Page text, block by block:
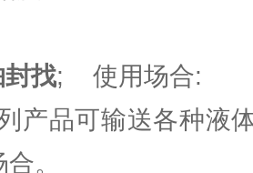
找; 使用场合:
品可输送各种液体
。